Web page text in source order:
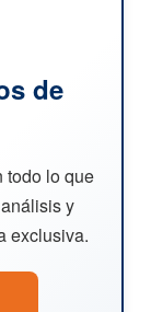
de
todo lo que
y
exclusiva.